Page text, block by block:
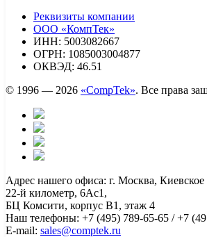
Реквизиты компании
ООО «КомпТек»
ИНН: 5003082667
ОГРН: 1085003004877
ОКВЭД: 46.51
© 1996 — 2026 «CompTek». Все права
Адрес нашего офиса: г. Москва, Киевское
22-й километр, 6Ас1,
БЦ Комсити, корпус B1, этаж 4
Наш телефоны: +7 (495) 789-65-65 / +7
E-mail: sales@comptek.ru